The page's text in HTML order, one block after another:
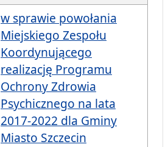
w sprawie powołania
Miejskiego Zespołu
Koordynującego
realizację Programu
Ochrony Zdrowia
Psychicznego na lata
2017-2022 dla Gminy
Miasto Szczecin